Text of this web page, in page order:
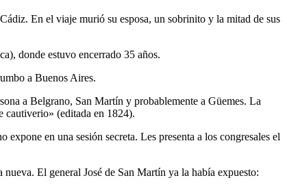
En el viaje murió su esposa, un sobrinito y la mitad de sus
donde estuvo encerrado 35 años.
a Buenos Aires.
a Belgrano, San Martín y probablemente a Güemes. La
cautiverio» (editada en 1824).
en una sesión secreta. Les presenta a los congresales el
El general José de San Martín ya la había expuesto: